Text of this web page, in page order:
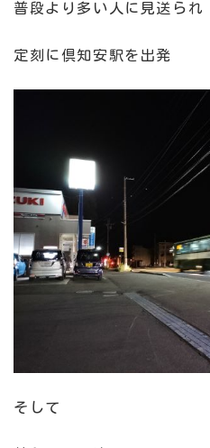
普段より多い人に見送られ
定刻に倶知安駅を出発
そして